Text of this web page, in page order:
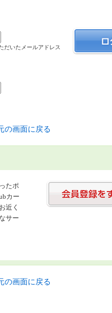
だいたメールアドレス
の画面に戻る
たポ
カー
近く
サー
の画面に戻る